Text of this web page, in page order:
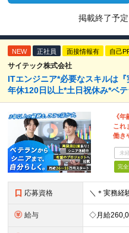
掲載終了予定
NEW 正社員 面接情報有 自己
サイテック株式会社
ITエンジニア*必要なスキルは
年休120日以上*土日祝休み*ベ
《
これ
働き
未
完全
応募資格
給与